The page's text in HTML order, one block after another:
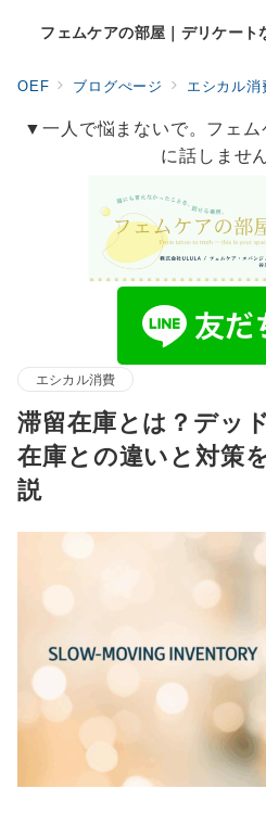
フェムケアの部屋｜デリケート
OEF ブログぺージ エシカル消
▼一人で悩まないで。フェム
に話しませ
エシカル消費
滞留在庫とは？デッ
在庫との違いと対策
説